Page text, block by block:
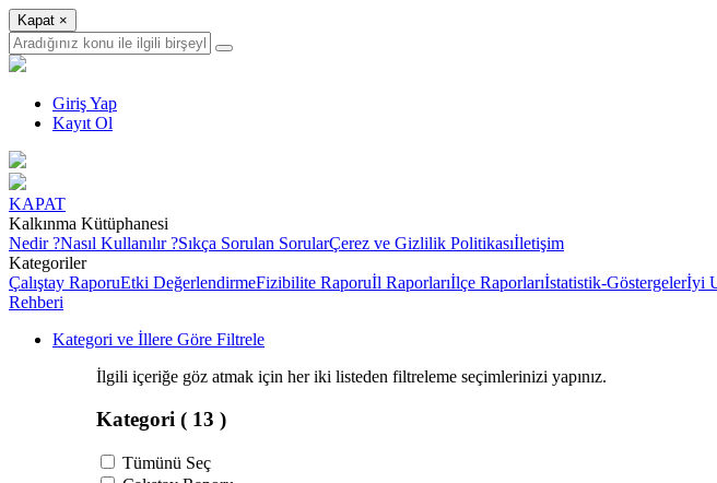
Kapat ×
Giriş Yap
Kayıt Ol
KAPAT
Kalkınma Kütüphanesi
Nedir ?Nasıl Kullanılır ?Sıkça Sorulan SorularÇerez ve Gizlilik Politikasıİletişim
Kategoriler
Çalıştay RaporuEtki DeğerlendirmeFizibilite Raporuİl Raporlarıİlçe Raporlarıİstatistik-Göstergelerİyi
Rehberi
Kategori ve İllere Göre Filtrele
İlgili içeriğe göz atmak için her iki listeden filtreleme seçimlerinizi yapınız.
Kategori ( 13 )
Tümünü Seç